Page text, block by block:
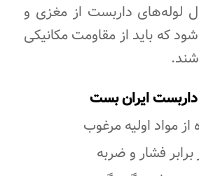
لوله‌های داربست از مغزی و
که باید از مقاومت مکانیکی
ایران بست
از مواد اولیه مرغوب
برابر فشار و ضربه